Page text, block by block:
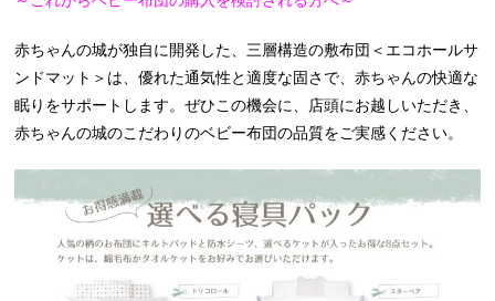
赤ちゃんの城が独自に開発した、三層構造の敷布団＜エコホールサ
ンドマット＞は、優れた通気性と適度な固さで、赤ちゃんの快適な
眠りをサポートします。ぜひこの機会に、店頭にお越しいただき、
赤ちゃんの城のこだわりのベビー布団の品質をご実感ください。